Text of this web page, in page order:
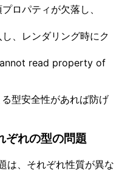
ロパティが欠落し、
、レンダリング時にク
read property of
型安全性があれば防げ
れの型の問題
は、それぞれ性質が異な